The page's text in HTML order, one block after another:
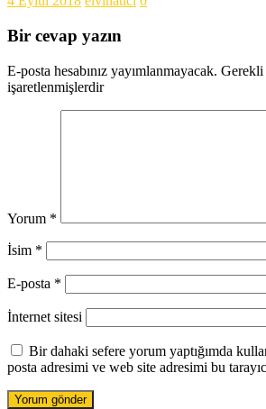
Bir cevap yazın
E-posta hesabınız yayımlanmayacak. Gerekli
işaretlenmişlerdir
Yorum *
İsim *
E-posta *
İnternet sitesi
Bir dahaki sefere yorum yaptığımda
posta adresimi ve web site adresimi bu